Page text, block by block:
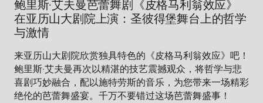
鲍里斯·艾夫曼芭蕾舞剧《皮格马利翁效应》
在亚历山大剧院上演：圣彼得堡舞台上的哲学
与激情
来亚历山大剧院欣赏独具特色的《皮格马利翁效应》吧！
鲍里斯·艾夫曼再次以精湛的技艺震撼观众，将哲学与悲
喜剧巧妙融合，配以施特劳斯的音乐，为您带来一场精彩
绝伦的芭蕾舞盛宴。千万不要错过这场芭蕾舞盛事！